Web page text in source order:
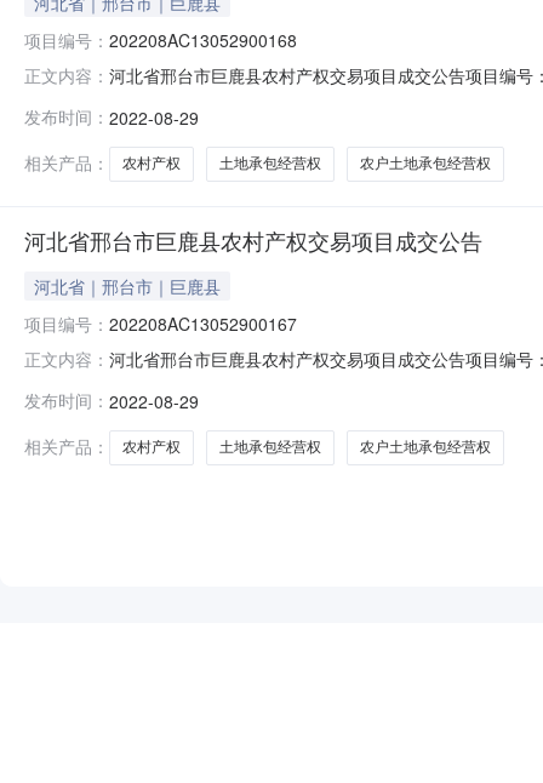
项目编号： 202208AC13052900168
正文内容： 河北省邢台市巨鹿县农村产权交易项目成交公告项目编
方式：协议转让交易年限：2020年成交价格：7250.00元
发布时间： 2022-08-29
相关产品：
农村产权 土地承包经营权 农户土地承包经营权
河北省邢台市巨鹿县农村产权交易项目成交公告
河北省｜邢台市｜巨鹿县
项目编号： 202208AC13052900167
正文内容： 河北省邢台市巨鹿县农村产权交易项目成交公告项目编
方式：协议转让交易年限：2020年成交价格：5200.00元
发布时间： 2022-08-29
相关产品：
农村产权 土地承包经营权 农户土地承包经营权